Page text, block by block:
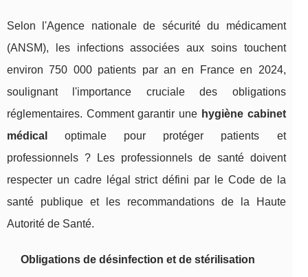
Selon l'Agence nationale de sécurité du médicament
(ANSM), les infections associées aux soins touchent
environ 750 000 patients par an en France en 2024,
soulignant l'importance cruciale des obligations
réglementaires. Comment garantir une hygiène cabinet
médical
optimale pour protéger patients et
professionnels ? Les professionnels de santé doivent
respecter un cadre légal strict défini par le Code de la
santé publique et les recommandations de la Haute
Autorité de Santé.
Obligations de désinfection et de stérilisation